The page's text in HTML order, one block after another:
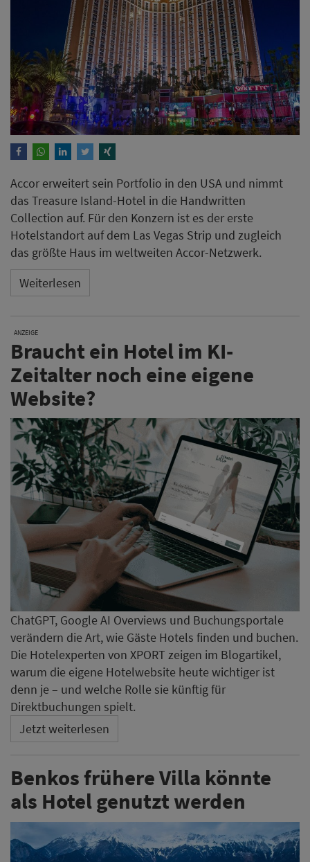
Accor erweitert sein Portfolio in den USA und nimmt
das Treasure Island-Hotel in die Handwritten
Collection auf. Für den Konzern ist es der erste
Hotelstandort auf dem Las Vegas Strip und zugleich
das größte Haus im weltweiten Accor-Netzwerk.
Weiterlesen
ANZEIGE
Braucht ein Hotel im KI-
Zeitalter noch eine eigene
Website?
ChatGPT, Google AI Overviews und Buchungsportale
verändern die Art, wie Gäste Hotels finden und buchen.
Die Hotelexperten von XPORT zeigen im Blogartikel,
warum die eigene Hotelwebsite heute wichtiger ist
denn je – und welche Rolle sie künftig für
Direktbuchungen spielt.
Jetzt weiterlesen
Benkos frühere Villa könnte
als Hotel genutzt werden